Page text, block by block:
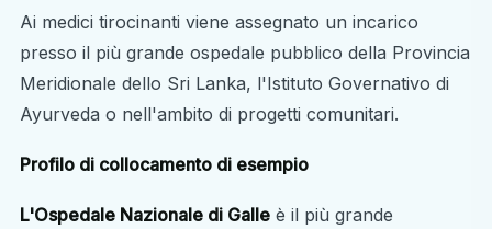
Ai medici tirocinanti viene assegnato un incarico
presso il più grande ospedale pubblico della Provincia
Meridionale dello Sri Lanka, l'Istituto Governativo di
Ayurveda o nell'ambito di progetti comunitari.
Profilo di collocamento di esempio
L'Ospedale Nazionale di Galle è il più grande